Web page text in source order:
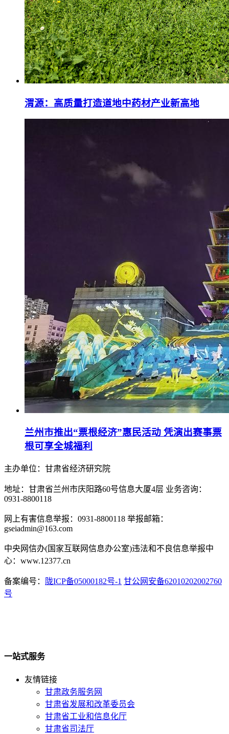
渭源：高质量打造道地中药材产业新高地
兰州市推出“票根经济”惠民活动 凭演出赛事票
根可享全城福利
主办单位：甘肃省经济研究院
地址：甘肃省兰州市庆阳路60号信息大厦4层 业务咨询：
0931-8800118
网上有害信息举报：0931-8800118 举报邮箱：
gseiadmin@163.com
中央网信办(国家互联网信息办公室)违法和不良信息举报中
心：www.12377.cn
备案编号： 陇ICP备05000182号-1 甘公网安备62010202002760
号
一站式服务
友情链接
甘肃政务服务网
甘肃省发展和改革委员会
甘肃省工业和信息化厅
甘肃省司法厅